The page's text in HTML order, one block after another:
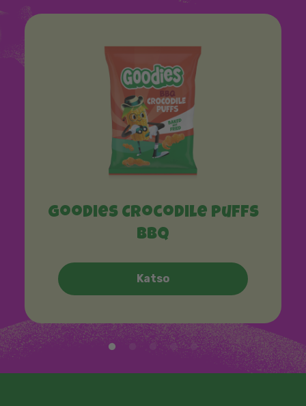
Goodies Crocodile Puffs
BBQ
Katso